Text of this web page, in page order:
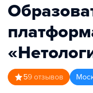
59 отзывов